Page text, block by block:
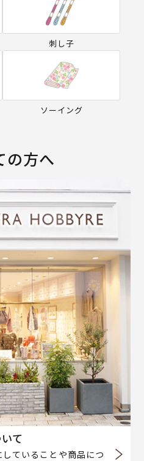
刺し子
ソーイング
の方へ
て
ていることや商品につ